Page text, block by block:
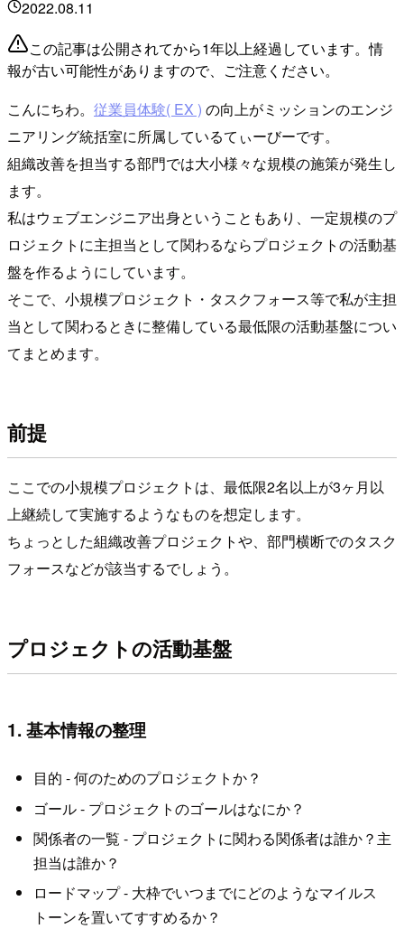
2022.08.11
この記事は公開されてから1年以上経過しています。情
報が古い可能性がありますので、ご注意ください。
こんにちわ。 従業員体験( EX ) の向上がミッションのエンジ
ニアリング統括室に所属しているてぃーびーです。
組織改善を担当する部門では大小様々な規模の施策が発生し
ます。
私はウェブエンジニア出身ということもあり、一定規模のプ
ロジェクトに主担当として関わるならプロジェクトの活動基
盤を作るようにしています。
そこで、小規模プロジェクト・タスクフォース等で私が主担
当として関わるときに整備している最低限の活動基盤につい
てまとめます。
前提
ここでの小規模プロジェクトは、最低限2名以上が3ヶ月以
上継続して実施するようなものを想定します。
ちょっとした組織改善プロジェクトや、部門横断でのタスク
フォースなどが該当するでしょう。
プロジェクトの活動基盤
1. 基本情報の整理
目的 - 何のためのプロジェクトか？
ゴール - プロジェクトのゴールはなにか？
関係者の一覧 - プロジェクトに関わる関係者は誰か？主
担当は誰か？
ロードマップ - 大枠でいつまでにどのようなマイルス
トーンを置いてすすめるか？